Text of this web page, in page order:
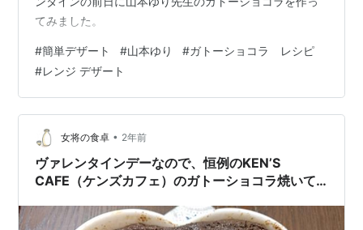
てみました。
#簡単デザート #山本ゆり #ガトーショコラ レシピ
#レンジ デザート
女将の食卓 • 2年前
ヴァレンタインデーなので、恒例のKEN’S
CAFE（ケンズカフェ）のガトーショコラ焼いて